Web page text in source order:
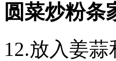
圆菜炒粉条
12.放入姜